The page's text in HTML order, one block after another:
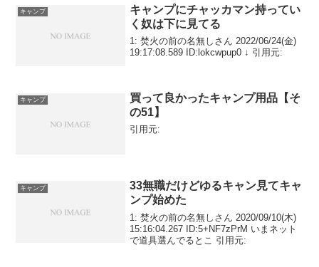
も保守...
キャンプ
キャンプにチャッカマン持ってい
く奴は下に見てる
1: 焚火の前の名無しさん 2022/06/24(金)
19:17:08.589 ID:lokcwpup0 ↓ 引用元:
キャンプ
買って良かったキャンプ用品【そ
の51】
引用元:
キャンプ
33無職だけどゆるキャン見てキャ
ンプ始めた
1: 焚火の前の名無しさん 2020/09/10(木)
15:16:04.267 ID:5+NF7zPrM いまネット
で道具選んでるとこ 引用元: